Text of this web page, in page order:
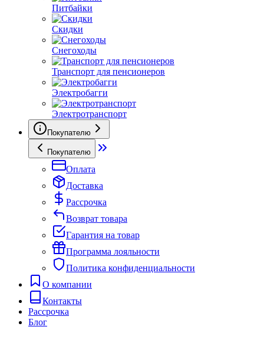
Питбайки
Скидки
Снегоходы
Транспорт для пенсионеров
Электробагги
Электротранспорт
Покупателю
Покупателю
Оплата
Доставка
Рассрочка
Возврат товара
Гарантия на товар
Программа лояльности
Политика конфиденциальности
О компании
Контакты
Рассрочка
Блог